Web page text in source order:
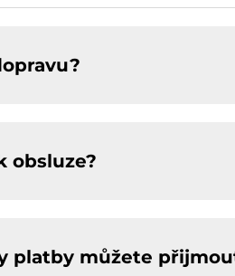
obsluze?
platby můžete